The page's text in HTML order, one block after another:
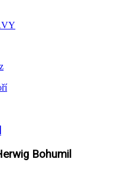
Bohumil